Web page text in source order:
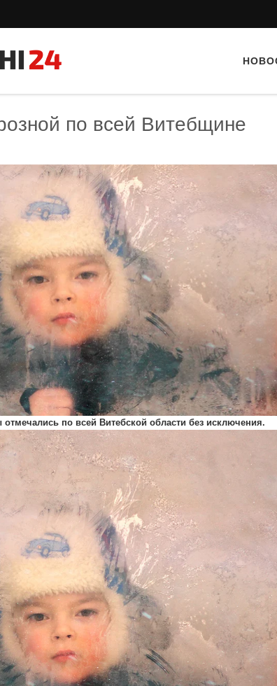
по всей Витебщине
по всей Витебской области без исключения.
Тайный гость: кафе «Автограф» Тайный гость: